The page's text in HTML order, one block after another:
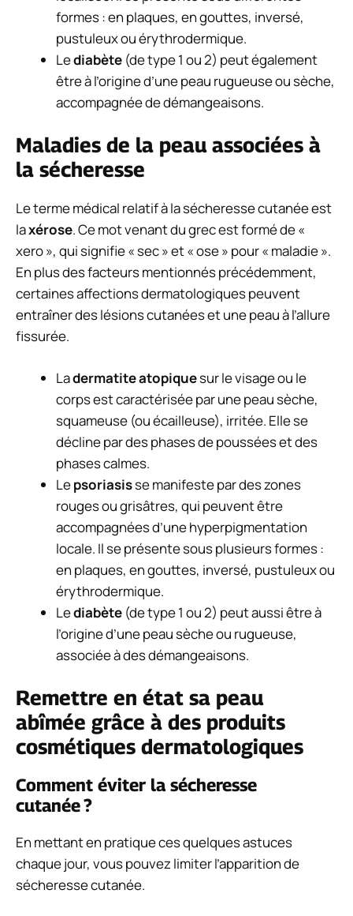
formes : en plaques, en gouttes, inversé,
pustuleux ou érythrodermique.
Lediabète (de type 1 ou 2) peut également
être à l’origine d’une peau rugueuse ou sèche,
accompagnée de démangeaisons.
Maladies de la peau associées à
la sécheresse
Le terme médical relatif à la sécheresse cutanée est
laxérose. Ce mot venant du grec est formé de «
xero », qui signifie « sec » et « ose » pour « maladie ».
En plus des facteurs mentionnés précédemment,
certaines affections dermatologiques peuvent
entraîner des lésions cutanées et une peau à l’allure
fissurée.
Ladermatite atopiquesur le visage ou le
corps est caractérisée par une peau sèche,
squameuse (ou écailleuse), irritée. Elle se
décline par des phases de poussées et des
phases calmes.
Lepsoriasisse manifeste par des zones
rouges ou grisâtres, qui peuvent être
accompagnées d’une hyperpigmentation
locale. Il se présente sous plusieurs formes :
en plaques, en gouttes, inversé, pustuleux ou
érythrodermique.
Lediabète (de type 1 ou 2) peut aussi être à
l’origine d’une peau sèche ou rugueuse,
associée à des démangeaisons.
Remettre en état sa peau
abîmée grâce à des produits
cosmétiques dermatologiques
Comment éviter la sécheresse
cutanée ?
En mettant en pratique ces quelques astuces
chaque jour, vous pouvez limiter l’apparition de
sécheresse cutanée.